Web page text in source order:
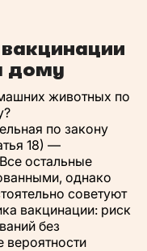
дому
животных по
по закону
18) —
остальные
однако
советуют
вакцинации: риск
без